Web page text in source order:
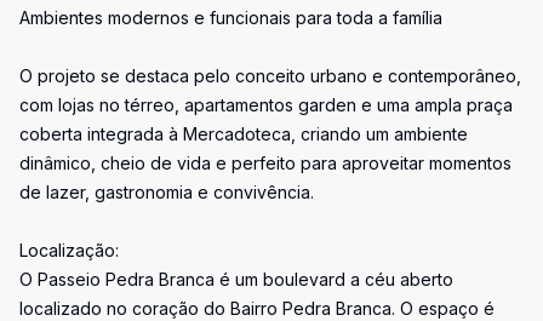
Ambientes modernos e funcionais para toda a família
O projeto se destaca pelo conceito urbano e contemporâneo,
com lojas no térreo, apartamentos garden e uma ampla praça
coberta integrada à Mercadoteca, criando um ambiente
dinâmico, cheio de vida e perfeito para aproveitar momentos
de lazer, gastronomia e convivência.
Localização:
O Passeio Pedra Branca é um boulevard a céu aberto
localizado no coração do Bairro Pedra Branca. O espaço é